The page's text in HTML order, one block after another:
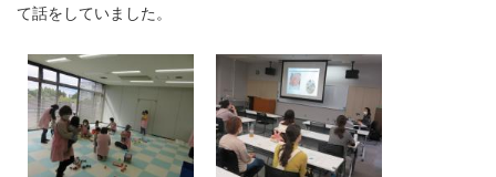
て話をしていました。